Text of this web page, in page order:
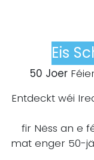
Eis
50 Joer
Entdeckt wéi
fir Nëss an e
mat enger 50-